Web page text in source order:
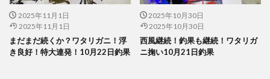
2025年11月1日
2025年11月1日
まだまだ続くか？ワタリガニ！浮
き良好！特大連発！10月22日釣果
2025年10月30日
2025年10月30日
西風継続！釣果も継続！ワタリガ
ニ掬い10月21日釣果